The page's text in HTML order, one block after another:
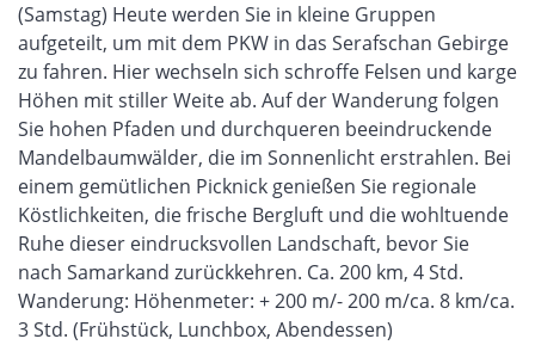
(Samstag) Heute werden Sie in kleine Gruppen
aufgeteilt, um mit dem PKW in das Serafschan Gebirge
zu fahren. Hier wechseln sich schroffe Felsen und karge
Höhen mit stiller Weite ab. Auf der Wanderung folgen
Sie hohen Pfaden und durchqueren beeindruckende
Mandelbaumwälder, die im Sonnenlicht erstrahlen. Bei
einem gemütlichen Picknick genießen Sie regionale
Köstlichkeiten, die frische Bergluft und die wohltuende
Ruhe dieser eindrucksvollen Landschaft, bevor Sie
nach Samarkand zurückkehren. Ca. 200 km, 4 Std.
Wanderung: Höhenmeter: + 200 m/- 200 m/ca. 8 km/ca.
3 Std. (Frühstück, Lunchbox, Abendessen)